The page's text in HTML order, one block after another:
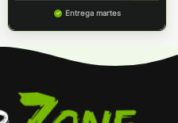
Entrega martes